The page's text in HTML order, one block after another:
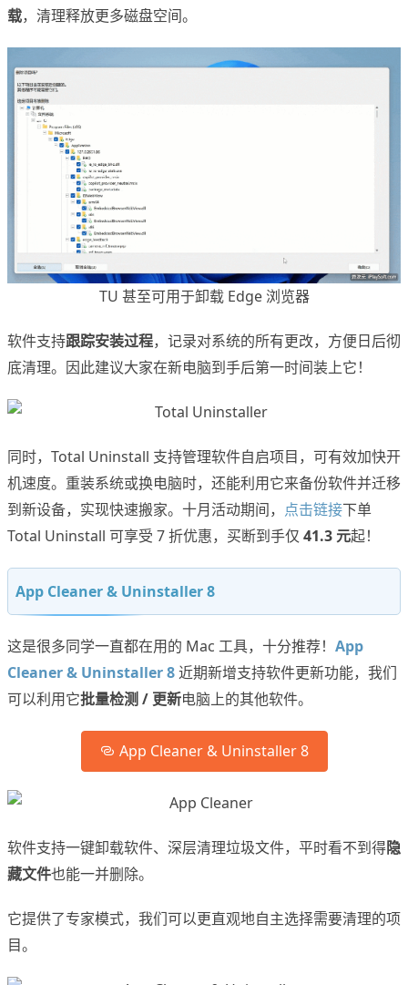
载，清理释放更多磁盘空间。
TU 甚至可用于卸载 Edge 浏览器
软件支持跟踪安装过程，记录对系统的所有更改，方便日后彻
底清理。因此建议大家在新电脑到手后第一时间装上它！
同时，Total Uninstall 支持管理软件自启项目，可有效加快开
机速度。重装系统或换电脑时，还能利用它来备份软件并迁移
到新设备，实现快速搬家。十月活动期间， 点击链接下单
Total Uninstall 可享受 7 折优惠，买断到手仅 41.3 元起！
App Cleaner & Uninstaller 8
这是很多同学一直都在用的 Mac 工具，十分推荐！ App
Cleaner & Uninstaller 8近期新增支持软件更新功能，我们
可以利用它批量检测 / 更新电脑上的其他软件。
App Cleaner & Uninstaller 8
软件支持一键卸载软件、深层清理垃圾文件，平时看不到得隐
藏文件也能一并删除。
它提供了专家模式，我们可以更直观地自主选择需要清理的项
目。